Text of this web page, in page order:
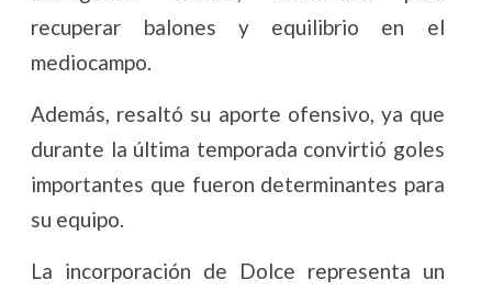
recuperar balones y equilibrio en el
mediocampo.
Además, resaltó su aporte ofensivo, ya que
durante la última temporada convirtió goles
importantes que fueron determinantes para
su equipo.
La incorporación de Dolce representa un